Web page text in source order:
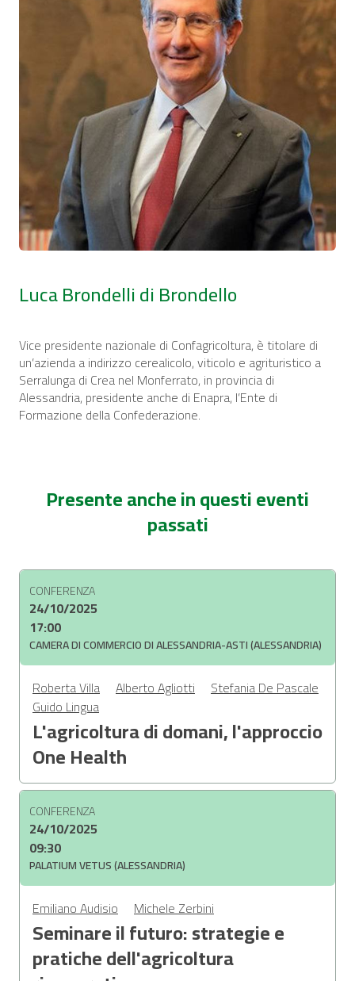
Luca Brondelli di Brondello
Vice presidente nazionale di Confagricoltura, è titolare di
un’azienda a indirizzo cerealicolo, viticolo e agrituristico a
Serralunga di Crea nel Monferrato, in provincia di
Alessandria, presidente anche di Enapra, l’Ente di
Formazione della Confederazione.
Presente anche in questi eventi
passati
CONFERENZA
24/10/2025
17:00
CAMERA DI COMMERCIO DI ALESSANDRIA-ASTI (ALESSANDRIA)
Roberta Villa Alberto Agliotti
Stefania De Pascale
Guido Lingua
L'agricoltura di domani, l'approccio
One Health
CONFERENZA
24/10/2025
09:30
PALATIUM VETUS (ALESSANDRIA)
Emiliano Audisio Michele Zerbini
Seminare il futuro: strategie e
pratiche dell'agricoltura